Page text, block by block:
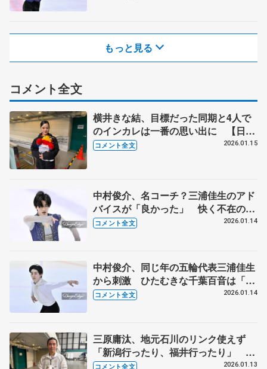
もっと見る
コメント全文
横井きな結、目標だった同期と4人で
のインカレは一番の思い出に 【日本
学生氷上競技選手権・女子SP】
コメント全文 2026.01.15
中村俊介、名コーチ？三浦佳生のアド
バイスが「良かった」 快く不在のポ
ジションを「やっちゃうよ！」【日本
コメント全文 2026.01.14
中村俊介、同じ年の五輪代表三浦佳生
から刺激 ひたむきな千葉百音は「練
習から尊敬するスケーター」【日本学
コメント全文 2026.01.14
三原庸汰、地元石川のリンク使えず
「新潟行ったり、福井行ったり」 憧
れ羽生結弦さんが開催したスケート教
コメント全文 2026.01.13